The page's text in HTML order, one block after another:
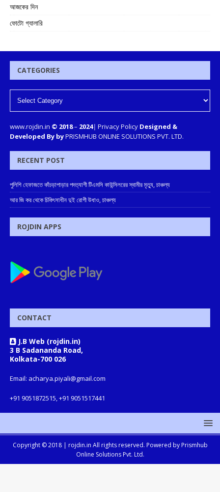
আজকের দিন
ফোটো গ্যালারি
CATEGORIES
www.rojdin.in © 2018– 2024| Privacy Policy Designed &
Developed By byPRISMHUB ONLINE SOLUTIONS PVT. LTD.
RECENT POST
পুলিশি হেফাজতে কাঁচড়াপাড়ার পদত্যাগী টিএমসি কাউন্সিলরের স্বামীর মৃত্যু, চাঞ্চল্য
আর জি কর থেকে চিকিৎসাধীন দুই রোগী উধাও, চাঞ্চল্য
ROJDIN APPS
CONTACT
J.B Web (rojdin.in)
3 B Sadananda Road,
Kolkata-700 026
Email: acharya.piyali@gmail.com
+91 9051872515, +91 9051517441
Copyright © 2018 | rojdin.in All rights reserved. Powered by Prismhub
Online Solutions Pvt. Ltd.